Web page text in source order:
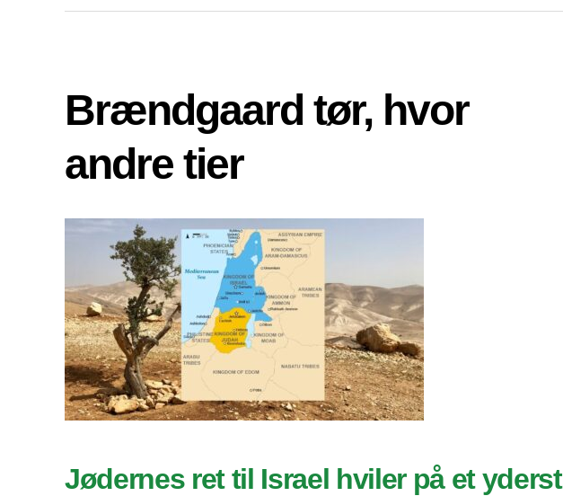
Brændgaard tør, hvor
andre tier
Jødernes ret til Israel hviler på et yderst